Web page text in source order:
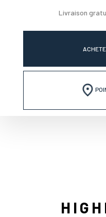
Livraison